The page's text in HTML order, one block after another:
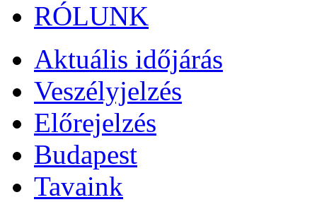
RÓLUNK
Aktuális időjárás
Veszélyjelzés
Előrejelzés
Budapest
Tavaink